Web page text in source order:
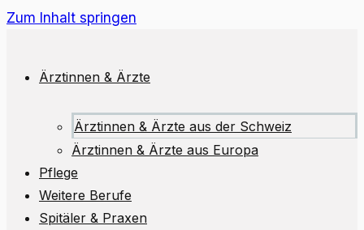
Zum Inhalt springen
Ärztinnen & Ärzte
Ärztinnen & Ärzte aus der Schweiz
Ärztinnen & Ärzte aus Europa
Pflege
Weitere Berufe
Spitäler & Praxen